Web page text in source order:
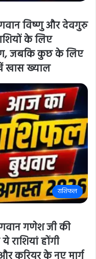
विष्णु और देवगुरु
के लिए
जबकि कुछ के लिए
खास ख्याल
राशिफल
गणेश जी की
होंगी